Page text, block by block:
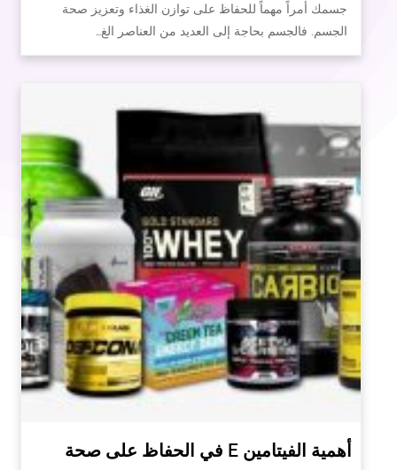
جسمك أمراً مهماً للحفاظ على توازن الغذاء وتعزيز صحة
الجسم. فالجسم بحاجة إلى العديد من العناصر الغ…
أهمية الفيتامين E في الحفاظ على صحة